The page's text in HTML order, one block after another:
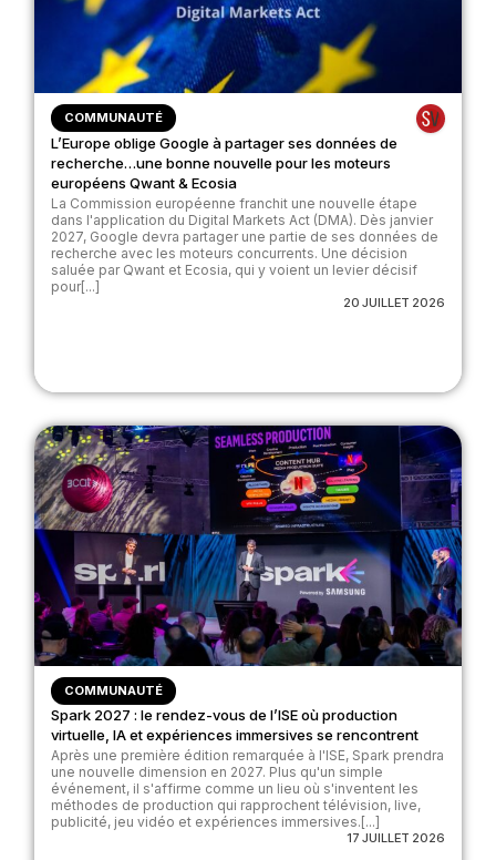
COMMUNAUTÉ
L’Europe oblige Google à partager ses données de
recherche…une bonne nouvelle pour les moteurs
européens Qwant & Ecosia
La Commission européenne franchit une nouvelle étape
dans l'application du Digital Markets Act (DMA). Dès janvier
2027, Google devra partager une partie de ses données de
recherche avec les moteurs concurrents. Une décision
saluée par Qwant et Ecosia, qui y voient un levier décisif
pour[...]
20 JUILLET 2026
COMMUNAUTÉ
Spark 2027 : le rendez-vous de l’ISE où production
virtuelle, IA et expériences immersives se rencontrent
Après une première édition remarquée à l'ISE, Spark prendra
une nouvelle dimension en 2027. Plus qu'un simple
événement, il s'affirme comme un lieu où s'inventent les
méthodes de production qui rapprochent télévision, live,
publicité, jeu vidéo et expériences immersives.[...]
17 JUILLET 2026